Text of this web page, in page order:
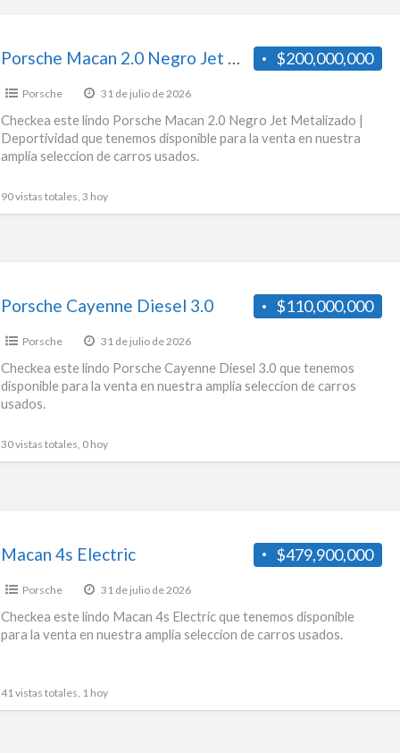
$200,000,000
Porsche Macan 2.0 Negro Jet Metalizado | Deportividad
Porsche 31 de julio de 2026
Checkea este lindo Porsche Macan 2.0 Negro Jet Metalizado |
Deportividad que tenemos disponible para la venta en nuestra
amplia seleccion de carros usados.
90 vistas totales, 3 hoy
$110,000,000
Porsche Cayenne Diesel 3.0
Porsche 31 de julio de 2026
Checkea este lindo Porsche Cayenne Diesel 3.0 que tenemos
disponible para la venta en nuestra amplia seleccion de carros
usados.
30 vistas totales, 0 hoy
$479,900,000
Macan 4s Electric
Porsche 31 de julio de 2026
Checkea este lindo Macan 4s Electric que tenemos disponible
para la venta en nuestra amplia seleccion de carros usados.
41 vistas totales, 1 hoy